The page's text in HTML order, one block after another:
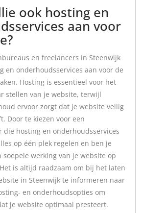
ook hosting en
aan voor
en freelancers in Steenwijk
en onderhoudsservices aan voor de
Hosting is essentieel voor het
stellen van je website, terwijl
ervoor zorgt dat je website veilig
Door te kiezen voor een
die hosting en onderhoudsservices
op één plek regelen en ben je
soepele werking van je website op
is altijd raadzaam om bij het laten
in Steenwijk te informeren naar
en onderhoudsopties om
je website optimaal presteert.